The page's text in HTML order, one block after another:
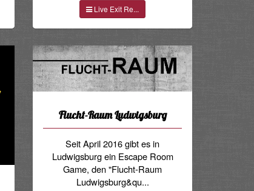
Live Exit Re...
Flucht-Raum Ludwigsburg
Seit April 2016 gibt es in
Ludwigsburg ein Escape Room
Game, den "Flucht-Raum
Ludwigsburg&qu...